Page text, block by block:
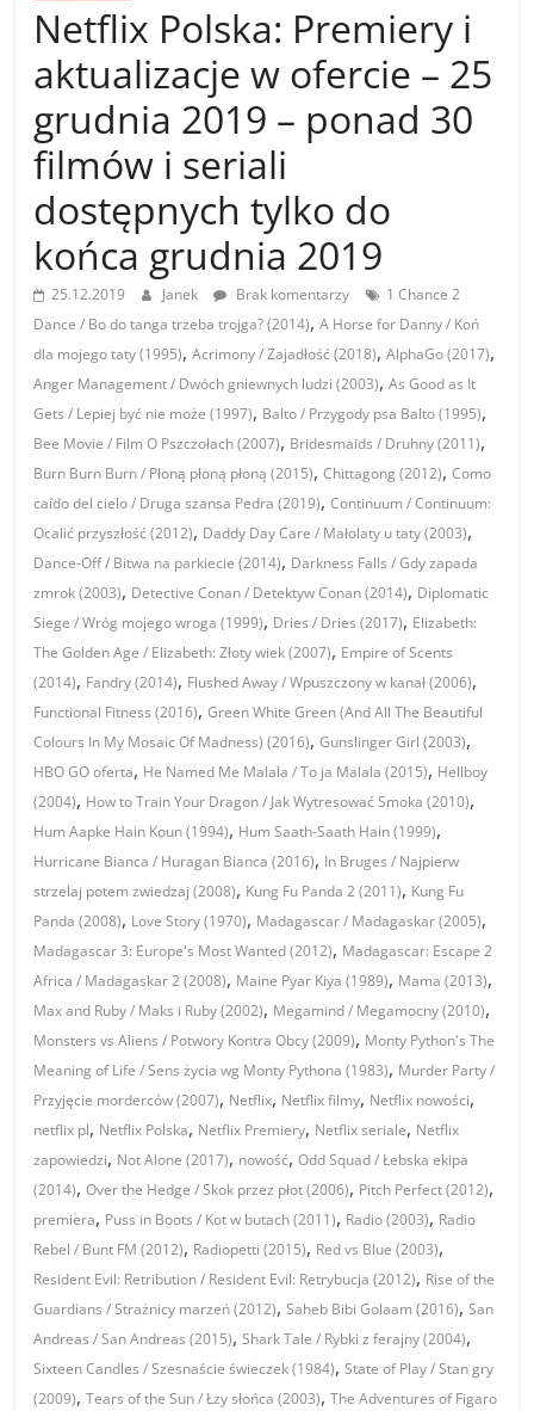
Netflix Polska: Premiery i
aktualizacje w ofercie – 25
grudnia 2019 – ponad 30
filmów i seriali
dostępnych tylko do
końca grudnia 2019
25.12.2019 Janek Brak komentarzy
1 Chance 2
Dance / Bo do tanga trzeba trojga? (2014),A Horse for Danny / Koń
dla mojego taty (1995),Acrimony / Zajadłość (2018),AlphaGo (2017),
Anger Management / Dwóch gniewnych ludzi (2003),As Good as It
Gets / Lepiej być nie może (1997), Balto / Przygody psa Balto (1995),
Bee Movie / Film O Pszczołach (2007), Bridesmaids / Druhny (2011),
Burn Burn Burn / Płoną płoną płoną (2015),Chittagong (2012),Como
caído del cielo / Druga szansa Pedra (2019),Continuum / Continuum:
Ocalić przyszłość (2012), Daddy Day Care / Małolaty u taty (2003),
Dance-Off / Bitwa na parkiecie (2014), Darkness Falls / Gdy zapada
zmrok (2003), Detective Conan / Detektyw Conan (2014), Diplomatic
Siege / Wróg mojego wroga (1999), Dries / Dries (2017), Elizabeth:
The Golden Age / Elizabeth: Złoty wiek (2007), Empire of Scents
(2014), Fandry (2014), Flushed Away / Wpuszczony w kanał (2006),
Functional Fitness (2016),Green White Green (And All The Beautiful
Colours In My Mosaic Of Madness) (2016),Gunslinger Girl (2003),
HBO GO oferta, He Named Me Malala / To ja Malala (2015), Hellboy
(2004), How to Train Your Dragon / Jak Wytresować Smoka (2010),
Hum Aapke Hain Koun (1994), Hum Saath-Saath Hain (1999),
Hurricane Bianca / Huragan Bianca (2016), In Bruges / Najpierw
strzelaj potem zwiedzaj (2008), Kung Fu Panda 2 (2011), Kung Fu
Panda (2008), Love Story (1970), Madagascar / Madagaskar (2005),
Madagascar 3: Europe's Most Wanted (2012), Madagascar: Escape 2
Africa / Madagaskar 2 (2008), Maine Pyar Kiya (1989), Mama (2013),
Max and Ruby / Maks i Ruby (2002), Megamind / Megamocny (2010),
Monsters vs Aliens / Potwory Kontra Obcy (2009), Monty Python's The
Meaning of Life / Sens życia wg Monty Pythona (1983), Murder Party /
Przyjęcie morderców (2007), Netflix, Netflix filmy, Netflix nowości,
netflix pl, Netflix Polska, Netflix Premiery, Netflix seriale, Netflix
zapowiedzi, Not Alone (2017), nowość,Odd Squad / Łebska ekipa
(2014),Over the Hedge / Skok przez płot (2006), Pitch Perfect (2012),
premiera, Puss in Boots / Kot w butach (2011), Radio (2003), Radio
Rebel / Bunt FM (2012), Radiopetti (2015), Red vs Blue (2003),
Resident Evil: Retribution / Resident Evil: Retrybucja (2012), Rise of the
Guardians / Strażnicy marzeń (2012),Saheb Bibi Golaam (2016),San
Andreas / San Andreas (2015),Shark Tale / Rybki z ferajny (2004),
Sixteen Candles / Szesnaście świeczek (1984),State of Play / Stan gry
(2009),Tears of the Sun / Łzy słońca (2003),The Adventures of Figaro